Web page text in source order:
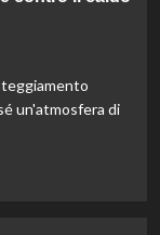
un'atmosfera di